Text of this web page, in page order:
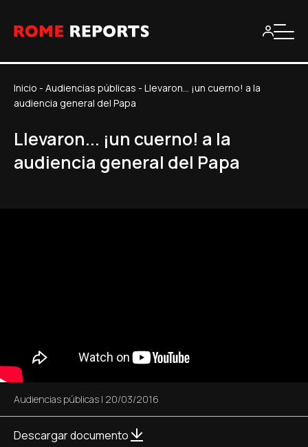
Inicio - Audiencias públicas - Llevaron... ¡un cuerno! a la
audiencia general del Papa
Llevaron... ¡un cuerno! a la
audiencia general del Papa
Audiencias públicas | 20/03/2016
Descargar documento